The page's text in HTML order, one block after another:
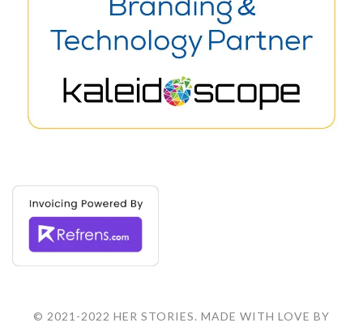
© 2021-2022 HER STORIES. MADE WITH LOVE BY